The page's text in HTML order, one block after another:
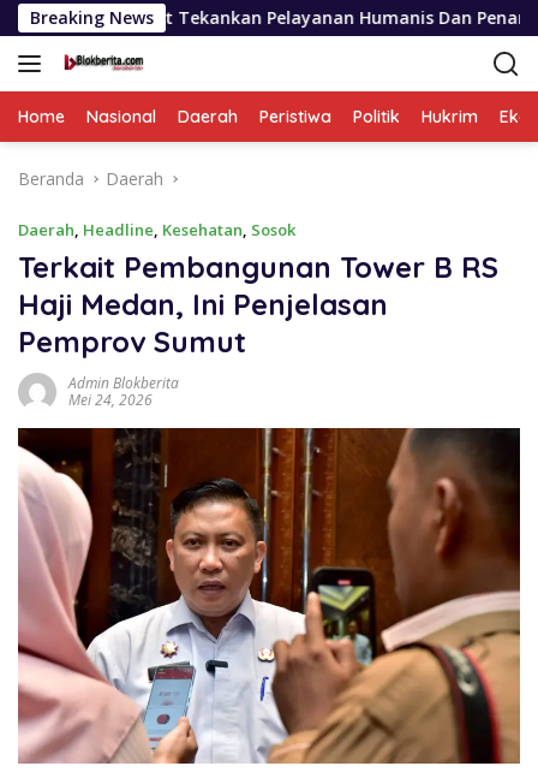
Langsung
ke
konten
Breaking News
Tekankan Pelayanan Humanis Dan Penambahan Personil
Home Nasional Daerah Peristiwa Politik Hukrim
Beranda Daerah
Daerah, Headline, Kesehatan, Sosok
Terkait Pembangunan Tower B RS
Haji Medan, Ini Penjelasan
Pemprov Sumut
Admin Blokberita
Mei 24, 2026